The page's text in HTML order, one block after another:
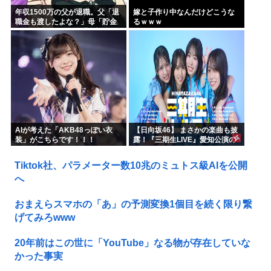
年収1500万の父が退職。父「退
職金も渡したよな？」母「貯金
なんてないよー」父「全部なく
なったの！？」→予想外の返事
に家族騒然となり…
嫁と子作り中なんだけどこうな
るｗｗｗ
AIが考えた「AKB48っぽい衣
装」がこちらです！！！
【日向坂46】 まさかの楽曲も披
露！『三期生LIVE』愛知公演の
Tiktok社、パラメーター数10兆のミュトス級AIを公開
へ
おまえらスマホの「あ」の予測変換1個目を続く限り繋
げてみろwww
20年前はこの世に「YouTube」なる物が存在していな
かった事実